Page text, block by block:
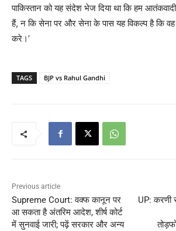
पाकिस्तान को यह संदेश भेज दिया था कि हम
हैं, न कि सेना पर और सेना के पास यह विकल्प है कि
करे।’
TAGS BJP vs Rahul Gandhi
Previous article
Supreme Court: वक्फ कानून पर
आ सकता है अंतरिम आदेश, शीर्ष कोर्ट
में सुनवाई जारी; पढ़ें सरकार और अन्य
UP: करणी